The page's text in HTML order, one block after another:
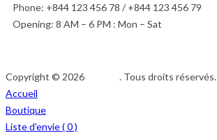
Phone: +844 123 456 78 / +844 123 456 79
Opening: 8 AM – 6 PM : Mon – Sat
Copyright © 2026
. Tous droits réservés.
Accueil
Boutique
Liste d'envie (0)